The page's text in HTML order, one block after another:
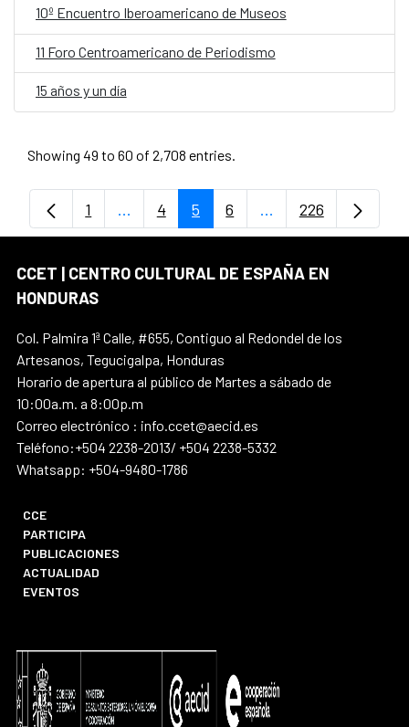
10º Encuentro Iberoamericano de Museos
11 Foro Centroamericano de Periodismo
15 años y un día
Showing 49 to 60 of 2,708 entries.
Page
1 ...Intermediate Pages Use TAB to navigate.
Page
4 Page
5 Page
6 ...Intermediate Pages
Page
226
CCET | CENTRO CULTURAL DE ESPAÑA EN
HONDURAS
Col. Palmira 1ª Calle, #655, Contiguo al Redondel de los
Artesanos, Tegucigalpa, Honduras
Horario de apertura al público de Martes a sábado de
10:00a.m. a 8:00p.m
Correo electrónico : info.ccet@aecid.es
Teléfono:+504 2238-2013/ +504 2238-5332
Whatsapp: +504-9480-1786
CCE
PARTICIPA
PUBLICACIONES
ACTUALIDAD
EVENTOS